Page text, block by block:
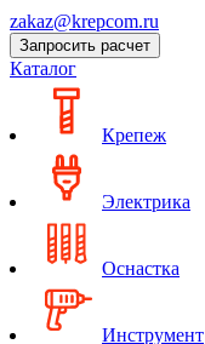
zakaz@krepcom.ru
Запросить расчет
Каталог
Крепеж
Электрика
Оснастка
Инструмент